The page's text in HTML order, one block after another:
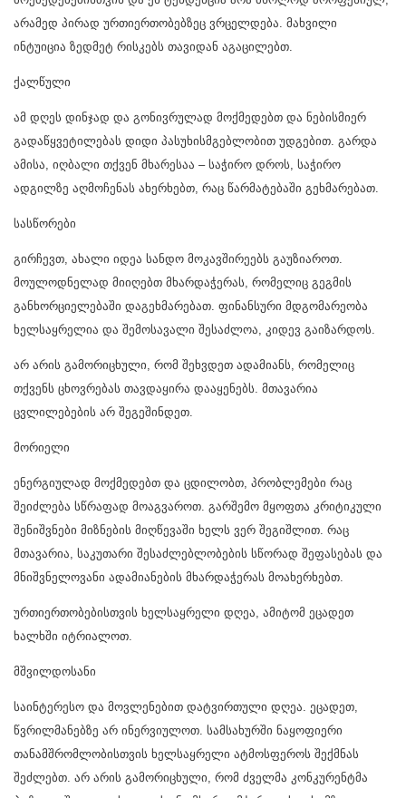
არამედ პირად ურთიერთობებზეც ვრცელდება. მახვილი
ინტუიცია ზედმეტ რისკებს თავიდან აგაცილებთ.
ქალწული
ამ დღეს დინჯად და გონივრულად მოქმედებთ და ნებისმიერ
გადაწყვეტილებას დიდი პასუხისმგებლობით უდგებით. გარდა
ამისა, იღბალი თქვენ მხარესაა – საჭირო დროს, საჭირო
ადგილზე აღმოჩენას ახერხებთ, რაც წარმატებაში გეხმარებათ.
სასწორები
გირჩევთ, ახალი იდეა სანდო მოკავშირეებს გაუზიაროთ.
მოულოდნელად მიიღებთ მხარდაჭერას, რომელიც გეგმის
განხორციელებაში დაგეხმარებათ. ფინანსური მდგომარეობა
ხელსაყრელია და შემოსავალი შესაძლოა, კიდევ გაიზარდოს.
არ არის გამორიცხული, რომ შეხვდეთ ადამიანს, რომელიც
თქვენს ცხოვრებას თავდაყირა დააყენებს. მთავარია
ცვლილებების არ შეგეშინდეთ.
მორიელი
ენერგიულად მოქმედებთ და ცდილობთ, პრობლემები რაც
შეიძლება სწრაფად მოაგვაროთ. გარშემო მყოფთა კრიტიკული
შენიშვნები მიზნების მიღწევაში ხელს ვერ შეგიშლით. რაც
მთავარია, საკუთარი შესაძლებლობების სწორად შეფასებას და
მნიშვნელოვანი ადამიანების მხარდაჭერას მოახერხებთ.
ურთიერთობებისთვის ხელსაყრელი დღეა, ამიტომ ეცადეთ
ხალხში იტრიალოთ.
მშვილდოსანი
საინტერესო და მოვლენებით დატვირთული დღეა. ეცადეთ,
წვრილმანებზე არ ინერვიულოთ. სამსახურში ნაყოფიერი
თანამშრომლობისთვის ხელსაყრელი ატმოსფეროს შექმნას
შეძლებთ. არ არის გამორიცხული, რომ ძველმა კონკურენტმა